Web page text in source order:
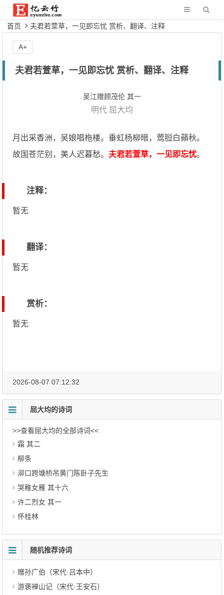
首页 夫君若萱草，一见即忘忧 赏析、翻译、注释
夫君若萱草，一见即忘忧 赏析、翻译、注释
吴江赠顾茂伦 其一
明代 屈大均
月出采香洲，吴娘唱柂楼。垂虹杨柳暗，莺脰白蘋秋。
故国苍茫别，美人迟暮愁。 夫君若萱草，一见即忘忧。
注释：
暂无
翻译：
暂无
赏析：
暂无
A+
2026-08-07 07:12:32
屈大均的诗词
>>查看屈大均的全部诗词<<
霜 其二
柳条
泖口跨塘桥吊黄门陈卧子先生
哭稚女雁 其十六
许二烈女 其一
怀桂林
随机推荐诗词
赠孙广伯（宋代·吕本中）
游褒禅山记（宋代·王安石）